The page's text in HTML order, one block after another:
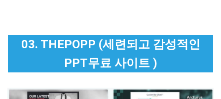
03. THEPOPP (세련되고 감성적인
PPT무료 사이트 )